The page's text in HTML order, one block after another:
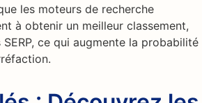
les moteurs de recherche
à obtenir un meilleur classement,
ce qui augmente la probabilité